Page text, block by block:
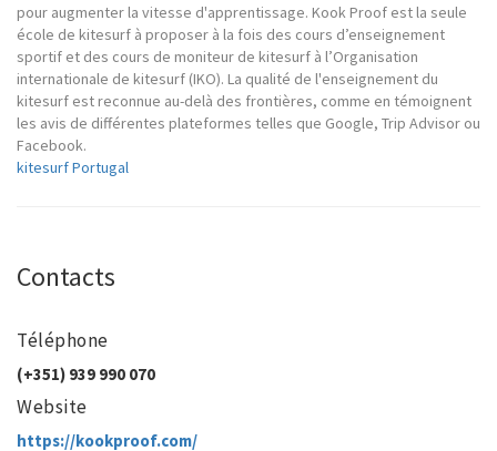
pour augmenter la vitesse d'apprentissage. Kook Proof est la seule
école de kitesurf à proposer à la fois des cours d’enseignement
sportif et des cours de moniteur de kitesurf à l’Organisation
internationale de kitesurf (IKO). La qualité de l'enseignement du
kitesurf est reconnue au-delà des frontières, comme en témoignent
les avis de différentes plateformes telles que Google, Trip Advisor ou
Facebook.
kitesurf Portugal
Contacts
Téléphone
(+351) 939 990 070
Website
https://kookproof.com/